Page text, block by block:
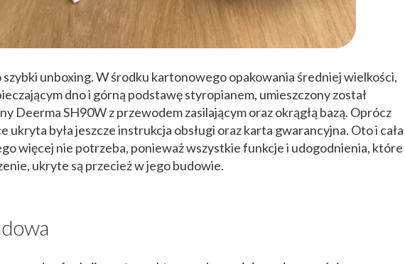
szybki unboxing. W środku kartonowego opakowania średniej wielkości,
dno i górną podstawę styropianem, umieszczony został
Deerma SH90W z przewodem zasilającym oraz okrągłą bazą. Oprócz
ukryta była jeszcze instrukcja obsługi oraz karta gwarancyjna. Oto i cała
więcej nie potrzeba, ponieważ wszystkie funkcje i udogodnienia, które
ukryte są przecież w jego budowie.